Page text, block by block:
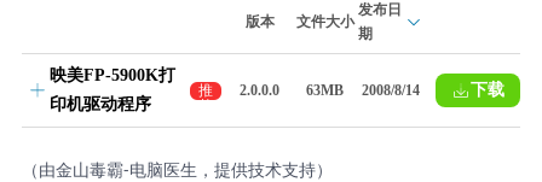
版本 文件大小
发布日
期
映美FP-5900K打
印机驱动程序
推
荐
2.0.0.0 63MB 2008/8/14 下载
（由金山毒霸-电脑医生，提供技术支持）